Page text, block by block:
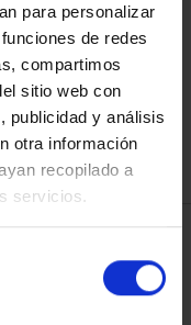
para personalizar
de redes
compartimos
sitio web con
publicidad y análisis
otra información
recopilado a
servicios.